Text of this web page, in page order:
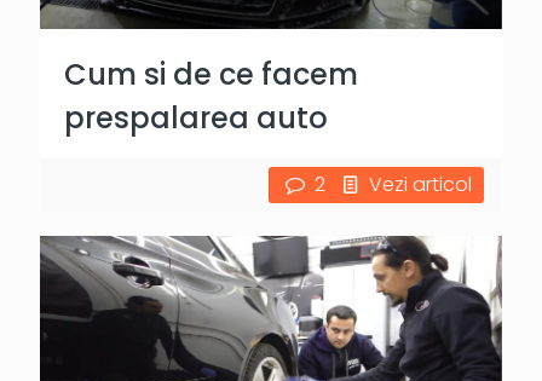
Cum si de ce facem
prespalarea auto
2 Vezi articol